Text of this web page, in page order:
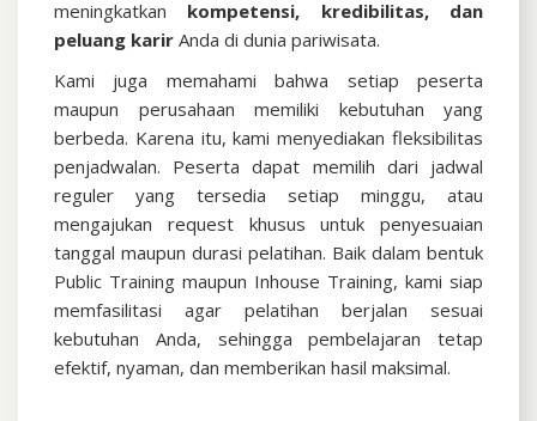
meningkatkan kompetensi, kredibilitas, dan
peluang karir Anda di dunia pariwisata.
Kami juga memahami bahwa setiap peserta
maupun perusahaan memiliki kebutuhan yang
berbeda. Karena itu, kami menyediakan fleksibilitas
penjadwalan. Peserta dapat memilih dari jadwal
reguler yang tersedia setiap minggu, atau
mengajukan request khusus untuk penyesuaian
tanggal maupun durasi pelatihan. Baik dalam bentuk
Public Training maupun Inhouse Training, kami siap
memfasilitasi agar pelatihan berjalan sesuai
kebutuhan Anda, sehingga pembelajaran tetap
efektif, nyaman, dan memberikan hasil maksimal.